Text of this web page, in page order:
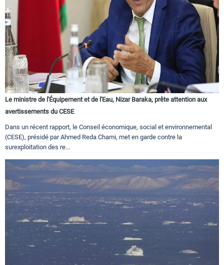
Le ministre de l'Équipement et de l'Eau, Nizar Baraka, prête attention aux
avertissements du CESE
Dans un récent rapport, le Conseil économique, social et environnemental
(CESE), présidé par Ahmed Reda Chami, met en garde contre la
surexploitation des re...